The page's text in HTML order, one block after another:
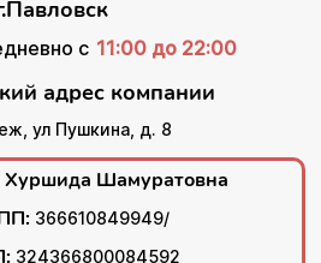
с 11:00 до 22:00
адрес компании
ул Пушкина, д. 8
Шамуратовна
366610849949/
324366800084592